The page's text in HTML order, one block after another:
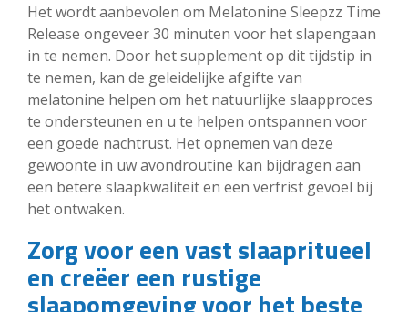
Het wordt aanbevolen om Melatonine Sleepzz Time
Release ongeveer 30 minuten voor het slapengaan
in te nemen. Door het supplement op dit tijdstip in
te nemen, kan de geleidelijke afgifte van
melatonine helpen om het natuurlijke slaapproces
te ondersteunen en u te helpen ontspannen voor
een goede nachtrust. Het opnemen van deze
gewoonte in uw avondroutine kan bijdragen aan
een betere slaapkwaliteit en een verfrist gevoel bij
het ontwaken.
Zorg voor een vast slaapritueel
en creëer een rustige
slaapomgeving voor het beste